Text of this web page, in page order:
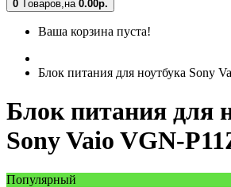
0 Tоваров,на 0.00р.
Ваша корзина пуста!
Блок питания для ноутбука Sony
Блок питания для
Sony Vaio VGN-
Популярный